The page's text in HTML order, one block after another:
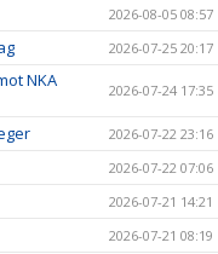
2026-08-05 08:57
2026-07-25 20:17
NKA
2026-07-24 17:35
2026-07-22 23:16
2026-07-22 07:06
2026-07-21 14:21
2026-07-21 08:19